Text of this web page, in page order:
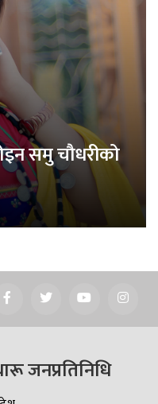
समु चौधरीको
जनप्रतिनिधि